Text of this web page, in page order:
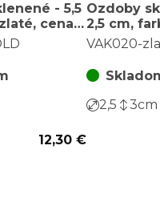
- 5,5
cena
ks)
12,30 €
Ozdoby
2,5 cm,
cena za
VAK020-
2,5
3cm